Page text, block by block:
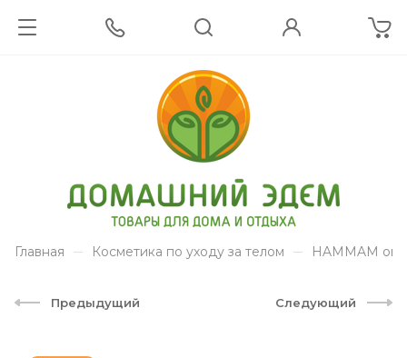
Главная Косметика по уходу за телом HAMMAM
Предыдущий Следующий